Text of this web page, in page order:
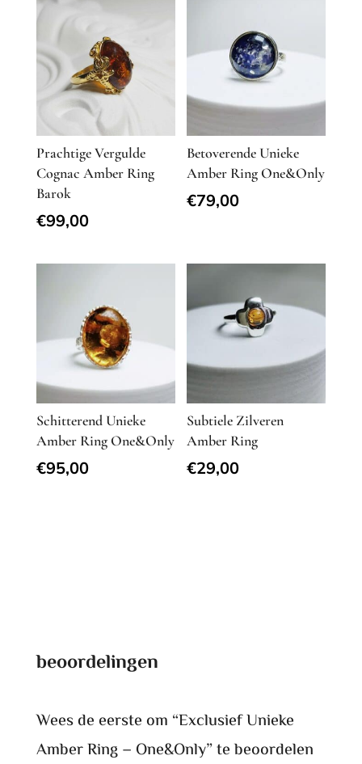
Prachtige Vergulde
Cognac Amber Ring
Barok
€99,00
Betoverende Unieke
Amber Ring One&Only
€79,00
Schitterend Unieke
Amber Ring One&Only
€95,00
Subtiele Zilveren
Amber Ring
€29,00
beoordelingen
Wees de eerste om “Exclusief Unieke
Amber Ring – One&Only” te beoordelen